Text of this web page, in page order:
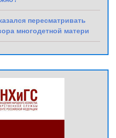
пересматривать
многодетной матери